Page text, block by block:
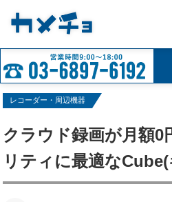
レコーダー・周辺機器
クラウド録画が月額0
リティに最適な